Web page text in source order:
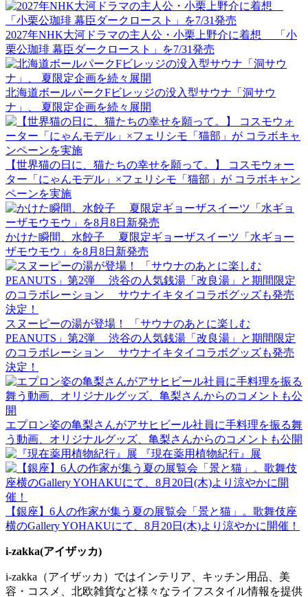
2027年NHK大河ドラマの主人公・小栗上野介に着想 「小
栗公珈琲 幕臣ダークロースト」を7/31発売
北海道ボールパークFビレッジの没入型サウナ「洞サウ
ナ」、 夏限定企画を続々展開
【世界猫の日に、猫たちの幸せを願って。】 コスモウォー
ター「にゃんモデル」×フェリシモ「猫部」が コラボキャン
ペーンを実施
かけた瞬間、水餃子 夏限定ギョーザスイーツ「水ギョー
ザモウモウ」を8月8日新発売
スヌーピーの湯が登場！ 「サウナのあとに楽しむ
PEANUTS」第2弾 渋谷の人気銭湯「改良湯」と期間限定
のコラボレーション サウナイキタイコラボグッズも発売
決定！
エプロン姿の亀梨さんがアサヒビール社員に手料理を振る舞
う動画、オリジナルグッズ、亀梨さんからのコメントも公開
『現在薬用植物紀行』展
【銀座】6人の作家が集う夏の展覧会「景と猫」。歌舞伎座
横のGallery YOHAKUにて、8月20日(木)より涼やかに開催！
i-zakka(アイザッカ)
i-zakka（アイザッカ）ではインテリア、キッチン用品、美
容・コスメ、北欧雑貨など様々なライフスタイル情報を提供